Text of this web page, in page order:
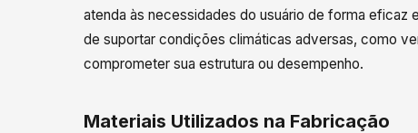
atenda às necessidades do usuário de forma eficaz
de suportar condições climáticas adversas, como
comprometer sua estrutura ou desempenho.
Materiais Utilizados na Fabricação